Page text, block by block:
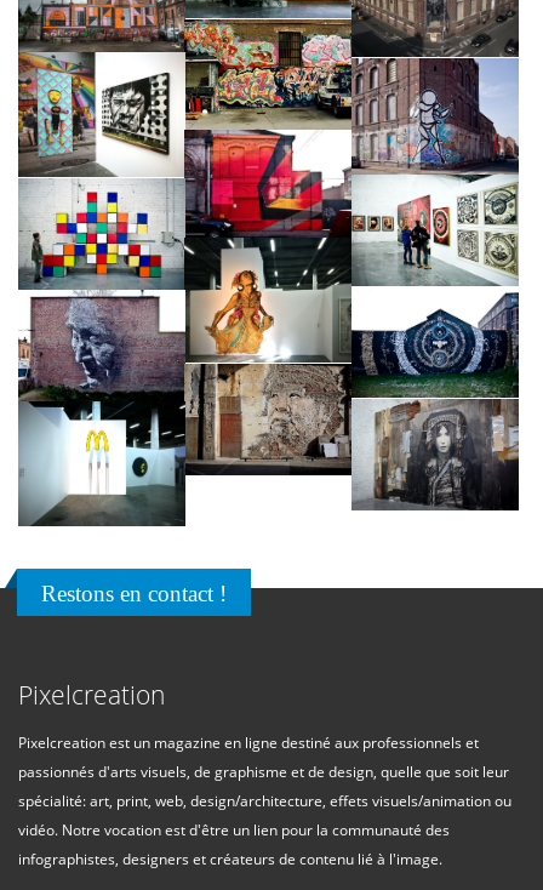
Restons en contact !
Pixelcreation
Pixelcreation est un magazine en ligne destiné aux professionnels et
passionnés d'arts visuels, de graphisme et de design, quelle que soit leur
spécialité: art, print, web, design/architecture, effets visuels/animation ou
vidéo. Notre vocation est d'être un lien pour la communauté des
infographistes, designers et créateurs de contenu lié à l'image.